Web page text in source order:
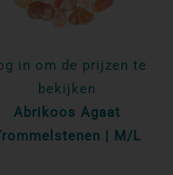
in om de prijzen te
bekijken
Abrikoos Agaat
| M/L